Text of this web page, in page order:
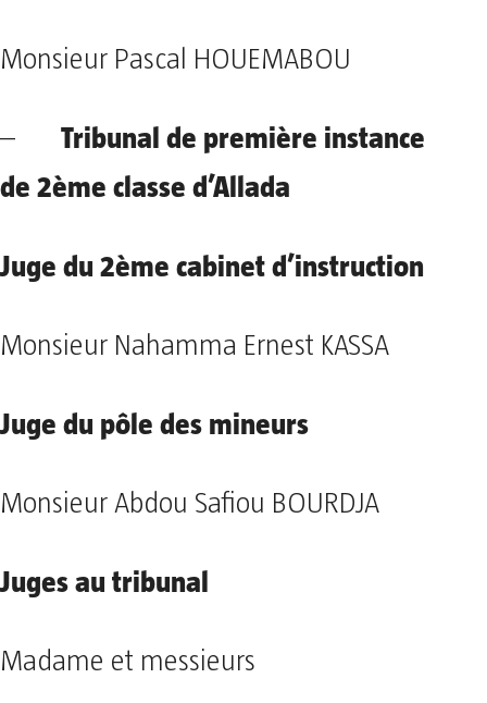
Monsieur Pascal HOUEMABOU
– Tribunal de première instance
de 2ème classe d’Allada
Juge du 2ème cabinet d’instruction
Monsieur Nahamma Ernest KASSA
Juge du pôle des mineurs
Monsieur Abdou Safiou BOURDJA
Juges au tribunal
Madame et messieurs